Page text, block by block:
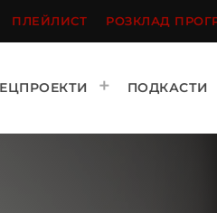
ПЛЕЙЛИСТ РОЗКЛАД
ПОДКАСТИ